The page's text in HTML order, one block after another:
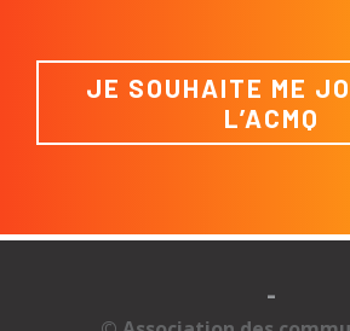
JE SOUHAITE ME
L’ACMQ
-